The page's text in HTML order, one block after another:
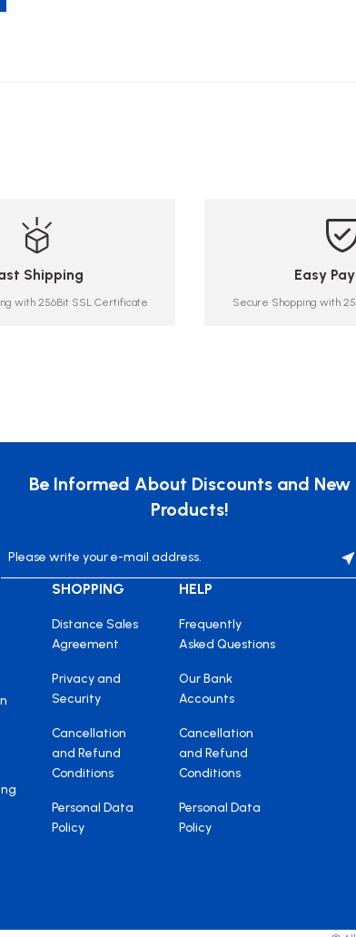
Shipping
with 256Bit SSL Certificate
Easy
Secure Shopping with
Be Informed About Discounts and New
Products!
SHOPPING
Distance Sales
Agreement
Privacy and
Security
Cancellation
and Refund
Conditions
Personal Data
Policy
HELP
Frequently
Asked Questions
Our Bank
Accounts
Cancellation
and Refund
Conditions
Personal Data
Policy